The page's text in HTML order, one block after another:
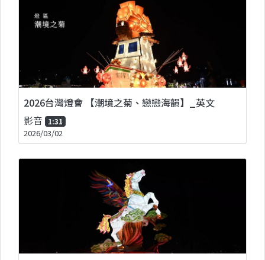
2026台灣燈會 【潮境之菊、戀戀海韻】_英文
影音 1:31
2026/03/02